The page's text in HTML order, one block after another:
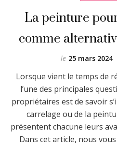
La peinture
comme
le 25 mars 2024
Lorsque vient le temps de
l’une des principales
propriétaires est de savoir
carrelage ou de la
présentent chacune leurs
Dans cet article, nous